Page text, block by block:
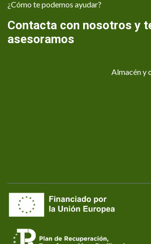
¿Cómo te podemos ayudar?
Contacta con nosotros y
asesoramos
Almacén y